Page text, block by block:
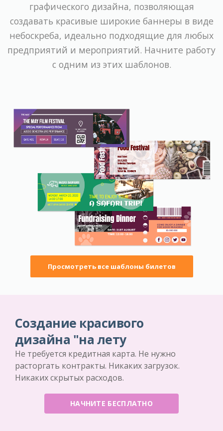
графического дизайна, позволяющая
создавать красивые широкие баннеры в виде
небоскреба, идеально подходящие для любых
предприятий и мероприятий. Начните работу
с одним из этих шаблонов.
Просмотреть все шаблоны билетов
Создание красивого
дизайна "на лету
Не требуется кредитная карта. Не нужно
расторгать контракты. Никаких загрузок.
Никаких скрытых расходов.
НАЧНИТЕ БЕСПЛАТНО